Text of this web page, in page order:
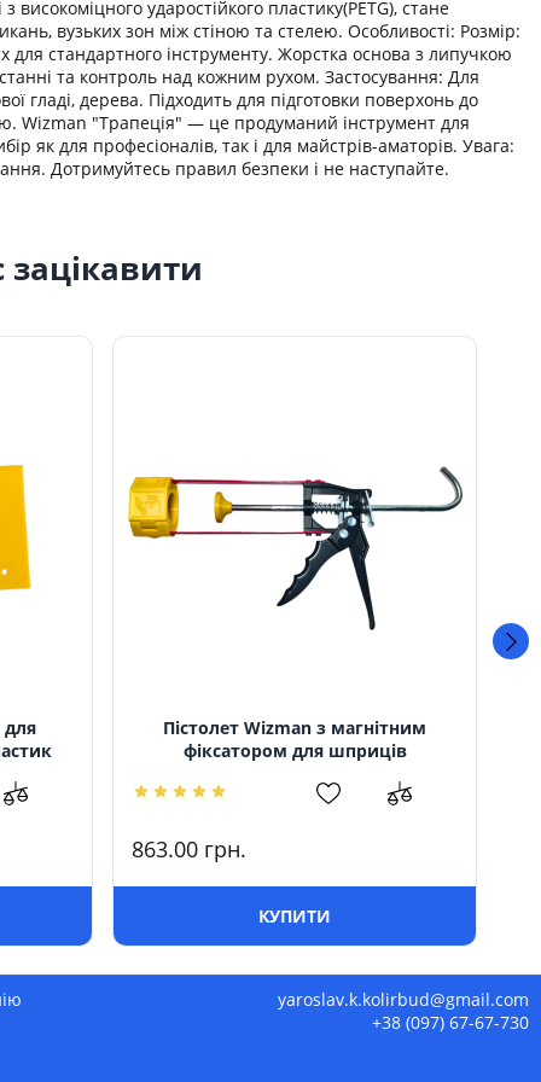
ударостійкого пластику(PETG), стане
вузьких зон між стіною та стелею. Особливості: Розмір:
стандартного інструменту. Жорстка основа з липучкою
та контроль над кожним рухом. Застосування: Для
гладі, дерева. Підходить для підготовки поверхонь до
Wizman "Трапеція" — це продуманий інструмент для
як для професіоналів, так і для майстрів-аматорів. Увага:
Дотримуйтесь правил безпеки і не наступайте.
для
Пістолет Wizman з магнітним
фіксатором для шприців
863.00 грн.
КУПИТИ
yaroslav.k.kolirbud@gmail.com
+38 (097) 67-67-730